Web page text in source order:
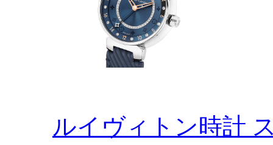
ルイヴィトン時計